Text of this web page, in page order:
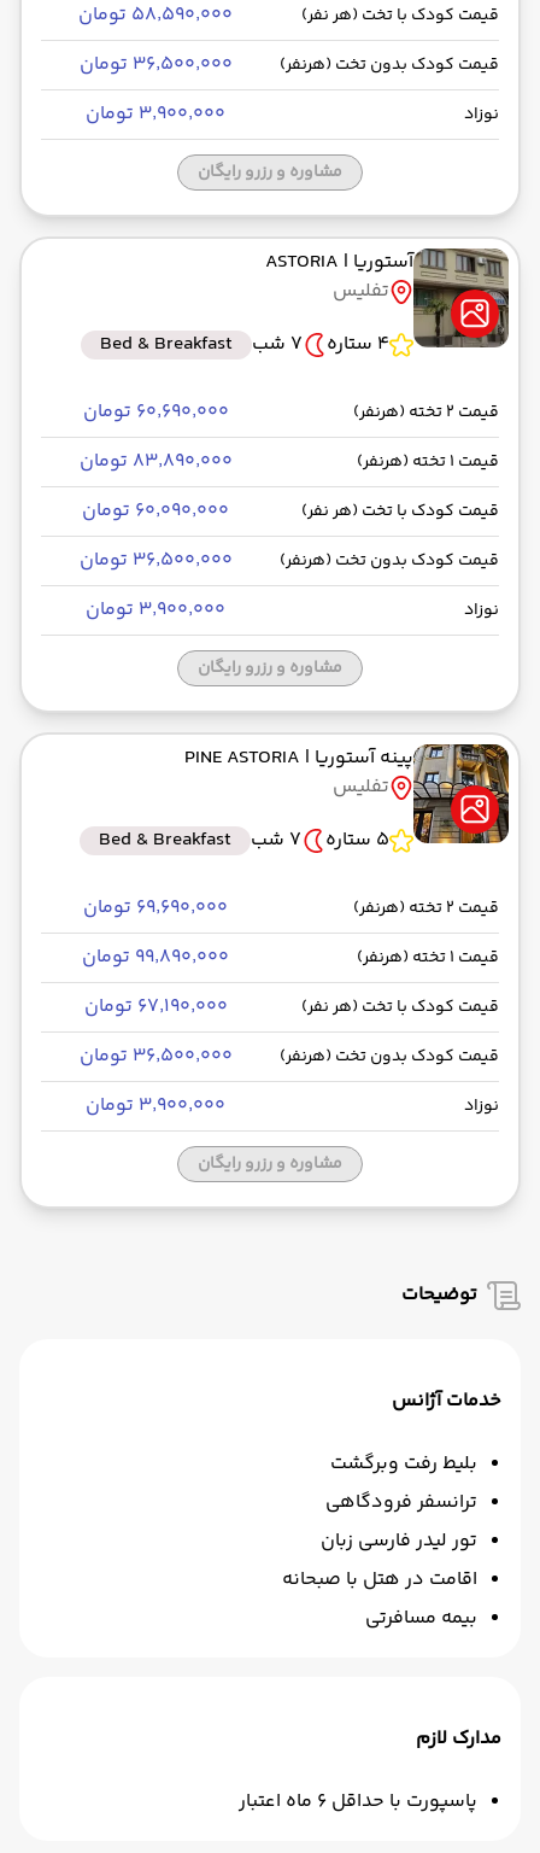
قیمت کودک با تخت (هر نفر) ۵۸٬۵۹۰٬۰۰۰ تومان
قیمت کودک بدون تخت (هرنفر) ۳۶٬۵۰۰٬۰۰۰ تومان
نوزاد ۳٬۹۰۰٬۰۰۰ تومان
مشاوره و رزرو رایگان
آستوریا | ASTORIA
تفلیس
4 ستاره
7 شب Bed & Breakfast
قیمت 2 تخته (هرنفر) ۶۰٬۶۹۰٬۰۰۰ تومان
قیمت 1 تخته (هرنفر) ۸۳٬۸۹۰٬۰۰۰ تومان
قیمت کودک با تخت (هر نفر) ۶۰٬۰۹۰٬۰۰۰ تومان
قیمت کودک بدون تخت (هرنفر) ۳۶٬۵۰۰٬۰۰۰ تومان
نوزاد ۳٬۹۰۰٬۰۰۰ تومان
مشاوره و رزرو رایگان
پینه آستوریا | PINE ASTORIA
تفلیس
5 ستاره
7 شب Bed & Breakfast
قیمت 2 تخته (هرنفر) ۶۹٬۶۹۰٬۰۰۰ تومان
قیمت 1 تخته (هرنفر) ۹۹٬۸۹۰٬۰۰۰ تومان
قیمت کودک با تخت (هر نفر) ۶۷٬۱۹۰٬۰۰۰ تومان
قیمت کودک بدون تخت (هرنفر) ۳۶٬۵۰۰٬۰۰۰ تومان
نوزاد ۳٬۹۰۰٬۰۰۰ تومان
مشاوره و رزرو رایگان
توضیحات
خدمات آژانس
بلیط رفت وبرگشت
ترانسفر فرودگاهی
تور لیدر فارسی زبان
اقامت در هتل با صبحانه
بیمه مسافرتی
مدارک لازم
پاسپورت با حداقل 6 ماه اعتبار